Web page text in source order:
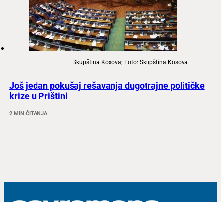
Skupština Kosova; Foto: Skupština Kosova
Još jedan pokušaj rešavanja dugotrajne političke
krize u Prištini
2 MIN ČITANJA